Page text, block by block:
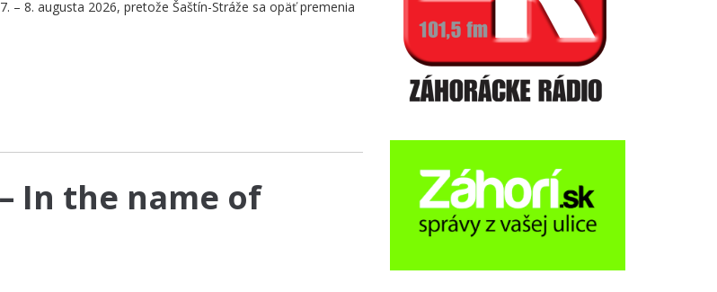
– 8. augusta 2026, pretože Šaštín-Stráže sa opäť premenia
In the name of